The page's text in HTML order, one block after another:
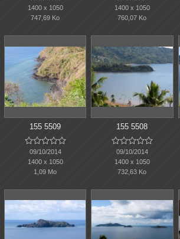
1400 x 1050
747,69 Ko
1400 x 1050
760,07 Ko
155 5509

09/10/2014
1400 x 1050
1,09 Mo
155 5508

09/10/2014
1400 x 1050
732,63 Ko